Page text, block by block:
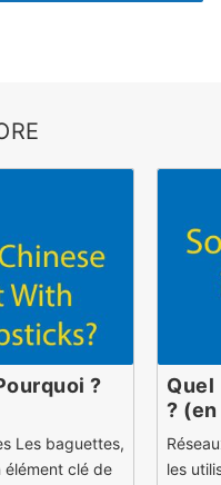
?
Les baguettes,
élément clé de
Quel
? (en
les